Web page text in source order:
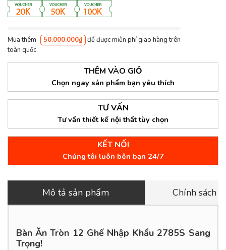
Mua thêm 50.000.000₫ để được miễn phí giao hàng trên
toàn quốc
THÊM VÀO GIỎ
Chọn ngay sản phẩm bạn yêu thích
TƯ VẤN
Tư vấn thiết kế nội thất tùy chọn
KẾT NỐI
Chúng tôi luôn bên bạn 24/7
Mô tả sản phẩm Chính sách
Bàn Ăn Tròn 12 Ghế Nhập Khẩu 2785S Sang
Trọng!